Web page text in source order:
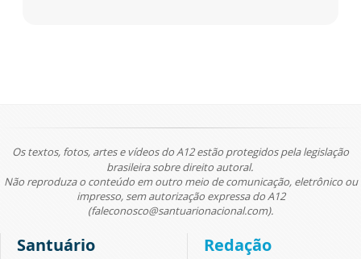
Os textos, fotos, artes e vídeos do A12 estão protegidos pela legislação
brasileira sobre direito autoral.
Não reproduza o conteúdo em outro meio de comunicação, eletrônico ou
impresso, sem autorização expressa do A12
(faleconosco@santuarionacional.com).
Santuário Redação